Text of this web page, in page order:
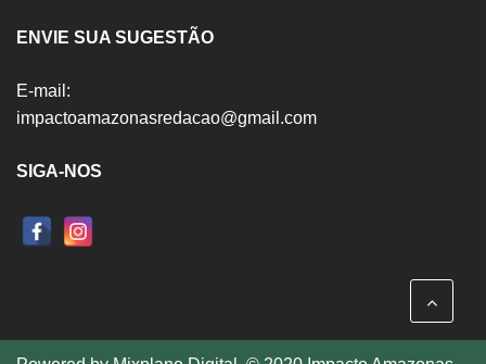
ENVIE SUA SUGESTÃO
E-mail:
impactoamazonasredacao@gmail.com
SIGA-NOS